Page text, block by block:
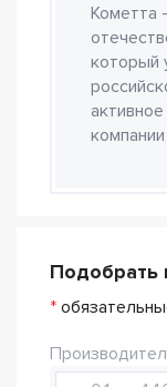
Кометта
который
Подобрать
*